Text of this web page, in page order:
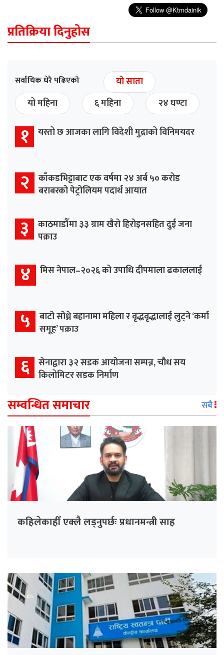
प्रतिक्रिया दिनुहोस
सर्वाधिक धेरै पढिएको
यो साता
यो महिना
६ महिना २४ घण्टा
१ यस्तो छ आजका लागि विदेशी मुद्राको विनिमयदर
२ काँकडभिट्टाबाट एक वर्षमा २४ अर्ब ५० करोड
बराबरको पेट्रोलियम पदार्थ आयात
३ काठमाडौँमा ३३ ग्राम खैरो हिरोइनसहित दुई जना
पक्राउ
४ मिस नेपाल–२०२६ को उपाधि दीपमाला ढकाललाई
५ बाटो सोध्ने बहानामा महिला र वृद्धवृद्धालाई लुट्ने ‘कर्मा
समूह’ पक्राउ
६ सेनाद्वारा ३२ सडक आयोजना सम्पन्न, चौध सय
किलोमिटर सडक निर्माण
सम्वन्धित समाचार सबै
कहिलेकाहीँ एक्लै लड्नुपर्छः प्रधानमन्त्री साह